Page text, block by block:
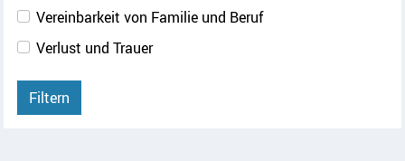
Vereinbarkeit von Familie und Beruf
Verlust und Trauer
Filtern